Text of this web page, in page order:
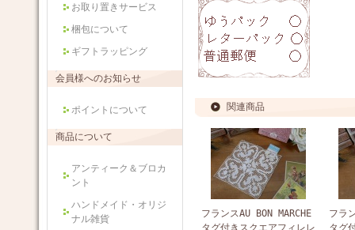
お取り置きサービス
梱包について
ギフトラッピング
会員様へのお知らせ
ポイントについて
商品について
アンティーク＆ブロカ
ント
ハンドメイド・オリジ
ナル雑貨
関連商品
フランスAU BON MARCHE
タグ付きスクエアフィレレ
フラ
タグ